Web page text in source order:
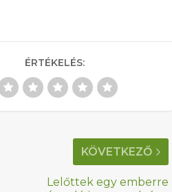
ÉRTÉKELÉS:
KÖVETKEZŐ
Lelőttek egy emberre